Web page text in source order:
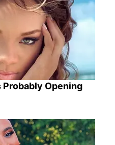
Probably Opening